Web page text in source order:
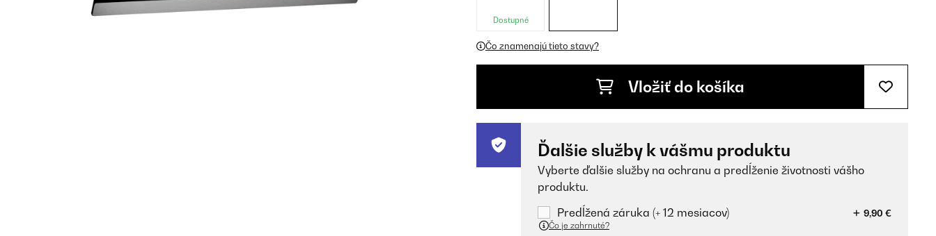
Dostupné
Čo znamenajú tieto stavy?
Vložiť do košíka
Ďalšie služby k vášmu produktu
Vyberte ďalšie služby na ochranu a predĺženie životnosti vášho
produktu.
Predĺžená záruka (+ 12 mesiacov)
9,90 €
Čo je zahrnuté?